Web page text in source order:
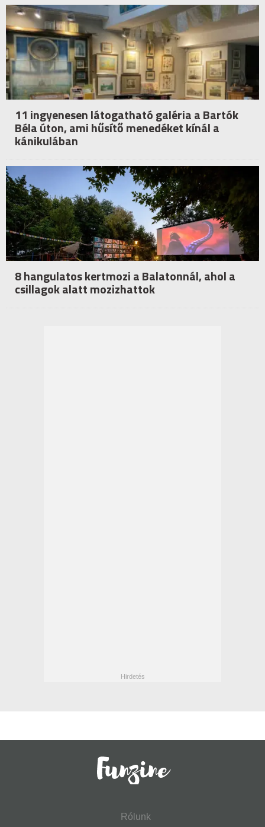
11 ingyenesen látogatható galéria a Bartók
Béla úton, ami hűsítő menedéket kínál a
kánikulában
8 hangulatos kertmozi a Balatonnál, ahol a
csillagok alatt mozizhattok
Rólunk